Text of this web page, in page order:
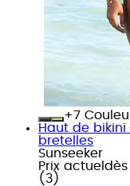
+
Haut de
bretelles
Sunseeker
Prix actuel dès
( 3 )